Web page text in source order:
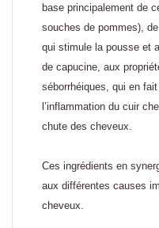
base principalement de
souches de pommes),
qui stimule la pousse et
de capucine, aux
séborrhéiques, qui en
l’inflammation du cuir
chute des cheveux.
Ces ingrédients en
aux différentes causes
cheveux.